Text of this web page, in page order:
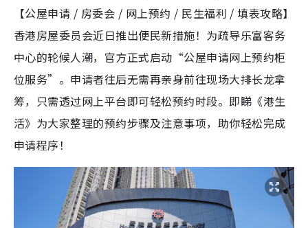
【公屋申请 / 房委会 / 网上预约 / 民生福利 / 填表攻略】
香港房屋委员会近日推出便民新措施！为疏导乐富客务
中心的轮候人潮，官方正式启动“公屋申请网上预约柜
位服务”。申请者往后无需再亲身前往现场大排长龙拿
筹，只需透过网上平台即可轻松预约时段。即睇《港生
活》为大家整理的预约步骤及注意事项，助你轻松完成
申请程序！